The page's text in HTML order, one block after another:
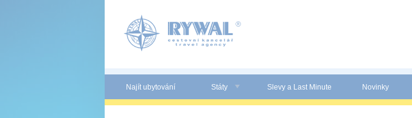
Najít ubytování Státy Slevy a Last Minute Novinky